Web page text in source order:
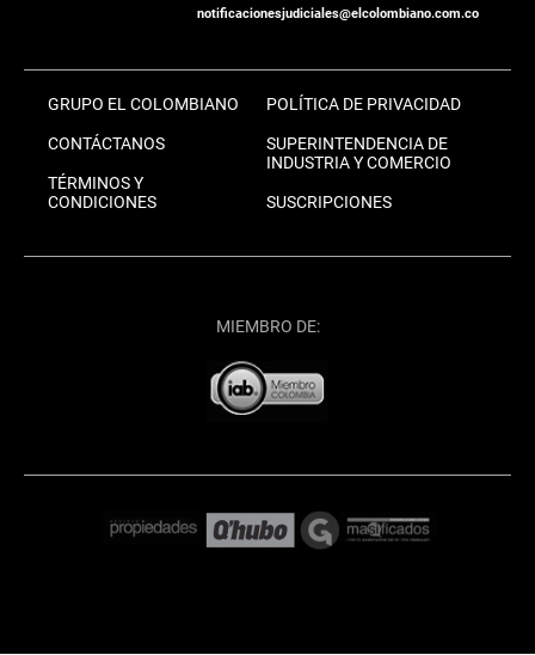
notificacionesjudiciales@elcolombiano.com.co
GRUPO EL COLOMBIANO
CONTÁCTANOS
TÉRMINOS Y
CONDICIONES
POLÍTICA DE PRIVACIDAD
SUPERINTENDENCIA DE
INDUSTRIA Y COMERCIO
SUSCRIPCIONES
MIEMBRO DE: